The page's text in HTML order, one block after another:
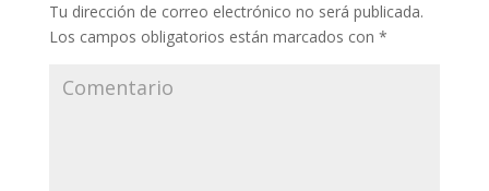
Tu dirección de correo electrónico no será publicada.
Los campos obligatorios están marcados con *